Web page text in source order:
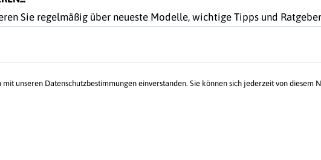
Sie regelmäßig über neueste Modelle, wichtige Tipps und
unseren Datenschutzbestimmungen einverstanden. Sie können sich jederzeit von diesem